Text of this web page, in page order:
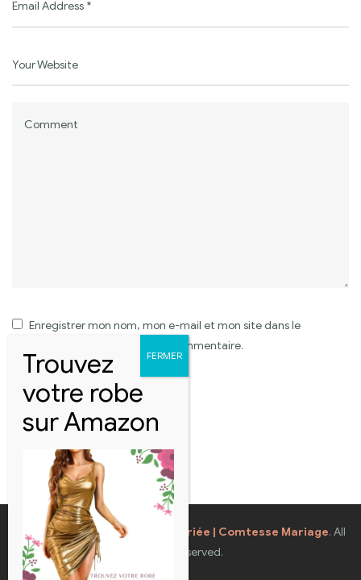
Enregistrer mon nom, mon e-mail et mon site dans le
navigateur pour mon prochain commentaire.
Coppyright © 2026Robes de Mariée | Comtesse Mariage. All
Rights Reserved.